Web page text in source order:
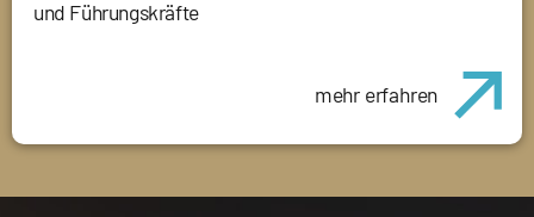
und Führungskräfte
mehr erfahren